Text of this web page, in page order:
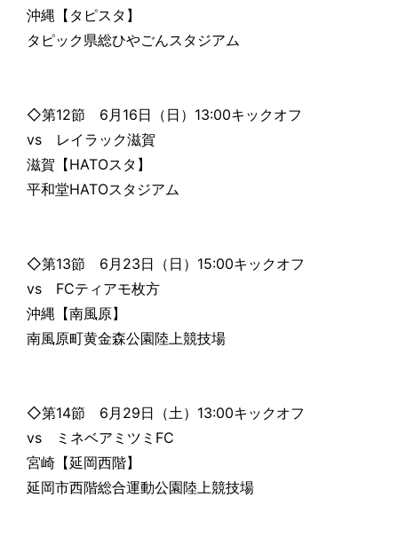
沖縄【タピスタ】
タピック県総ひやごんスタジアム
◇第12節 6月16日（日）13:00キックオフ
vs レイラック滋賀
滋賀【HATOスタ】
平和堂HATOスタジアム
◇第13節 6月23日（日）15:00キックオフ
vs FCティアモ枚方
沖縄【南風原】
南風原町黄金森公園陸上競技場
◇第14節 6月29日（土）13:00キックオフ
vs ミネベアミツミFC
宮崎【延岡西階】
延岡市西階総合運動公園陸上競技場